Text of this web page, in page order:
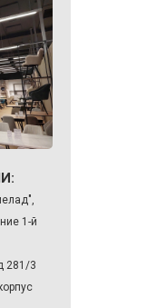
1-й
281/3